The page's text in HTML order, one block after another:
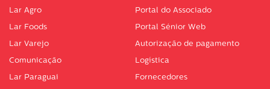
Lar Agro
Lar Foods
Lar Varejo
Comunicação
Lar Paraguai
Portal do Associado
Portal Sénior Web
Autorização de pagamento
Logística
Fornecedores